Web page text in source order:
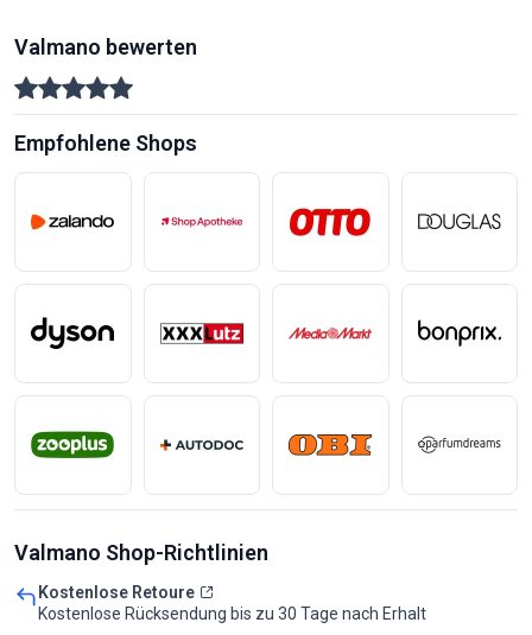
Valmano bewerten
Empfohlene Shops
Valmano Shop-Richtlinien
Kostenlose Retoure
Kostenlose Rücksendung bis zu 30 Tage nach Erhalt